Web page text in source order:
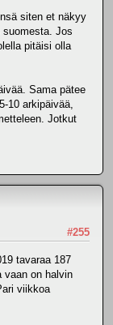
siten et näkyy
Jos
pitäisi olla
Sama pätee
10 arkipäivää,
Jotkut
#255
tavaraa 187
vaan on halvin
viikkoa